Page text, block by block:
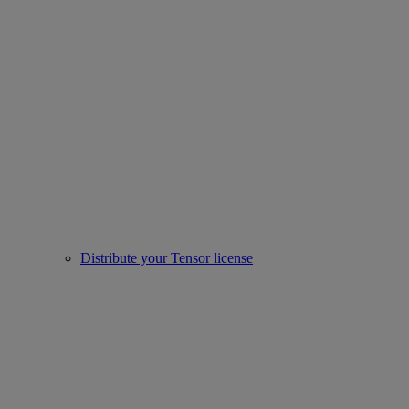
Distribute your Tensor license